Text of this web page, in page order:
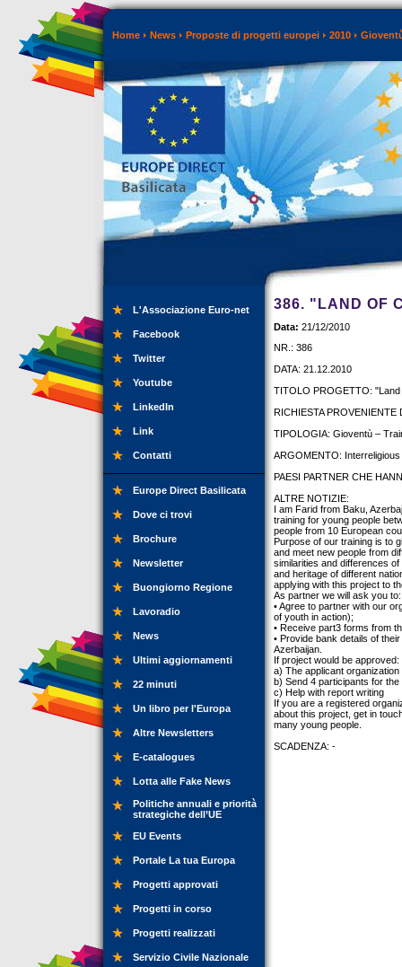
Home News Proposte di progetti europei 2010
L'Associazione Euro-net
Facebook
Twitter
Youtube
LinkedIn
Link
Contatti
Europe Direct Basilicata
Dove ci trovi
Brochure
Newsletter
Buongiorno Regione
Lavoradio
News
Ultimi aggiornamenti
22 minuti
Un libro per l'Europa
Altre Newsletters
E-catalogues
Lotta alle Fake News
Politiche annuali e priorità
strategiche dell’UE
EU Events
Portale La tua Europa
Progetti approvati
Progetti in corso
Progetti realizzati
Servizio Civile Nazionale
386. "LAND OF
Data: 21/12/2010
NR.: 386
DATA: 21.12.2010
TITOLO PROGETTO: "Land
RICHIESTA PROVENIENTE
TIPOLOGIA: Gioventù –
ARGOMENTO:
PAESI PARTNER CHE
ALTRE NOTIZIE:
I am Farid from Baku,
training for young people
people from 10 European
Purpose of our training is to
and meet new people from
similarities and differences of
and heritage of different
applying with this project to
As partner we will ask you to:
• Agree to partner with our
of youth in action);
• Receive part3 forms from
• Provide bank details of
Azerbaijan.
If project would be approved:
a) The applicant
b) Send 4 participants for
c) Help with report writing
If you are a registered
about this project, get in
many young people.
SCADENZA: -